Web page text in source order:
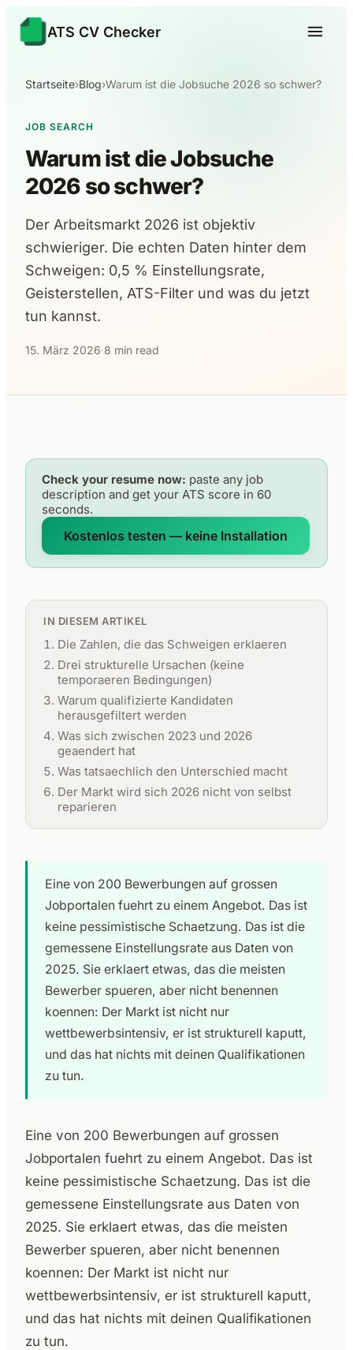
ATS CV Checker
Startseite›Blog›Warum ist die Jobsuche 2026 so schwer?
JOB SEARCH
Warum ist die Jobsuche
2026 so schwer?
Der Arbeitsmarkt 2026 ist objektiv
schwieriger. Die echten Daten hinter dem
Schweigen: 0,5 % Einstellungsrate,
Geisterstellen, ATS-Filter und was du jetzt
tun kannst.
15. März 2026·8 min read
Check your resume now: paste any job
description and get your ATS score in 60
seconds.
Kostenlos testen — keine Installation
IN DIESEM ARTIKEL
Die Zahlen, die das Schweigen erklaeren
Drei strukturelle Ursachen (keine
temporaeren Bedingungen)
Warum qualifizierte Kandidaten
herausgefiltert werden
Was sich zwischen 2023 und 2026
geaendert hat
Was tatsaechlich den Unterschied macht
Der Markt wird sich 2026 nicht von selbst
reparieren
Eine von 200 Bewerbungen auf grossen
Jobportalen fuehrt zu einem Angebot. Das ist
keine pessimistische Schaetzung. Das ist die
gemessene Einstellungsrate aus Daten von
2025. Sie erklaert etwas, das die meisten
Bewerber spueren, aber nicht benennen
koennen: Der Markt ist nicht nur
wettbewerbsintensiv, er ist strukturell kaputt,
und das hat nichts mit deinen Qualifikationen
zu tun.
Eine von 200 Bewerbungen auf grossen
Jobportalen fuehrt zu einem Angebot. Das ist
keine pessimistische Schaetzung. Das ist die
gemessene Einstellungsrate aus Daten von
2025. Sie erklaert etwas, das die meisten
Bewerber spueren, aber nicht benennen
koennen: Der Markt ist nicht nur
wettbewerbsintensiv, er ist strukturell kaputt,
und das hat nichts mit deinen Qualifikationen
zu tun.